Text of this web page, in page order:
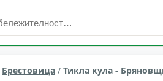
Брестовица Област: Пловдив
Брестовица / Тикла кула -